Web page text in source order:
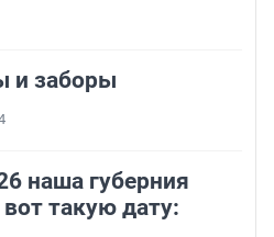
и заборы
наша губерния
такую дату: